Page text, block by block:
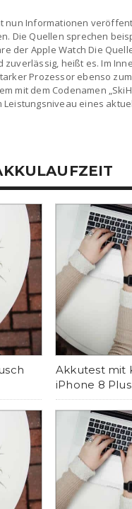
nun Informationen
Die Quellen sprechen
der Apple Watch Die
zuverlässig, heißt es. Im
Prozessor ebenso
mit dem Codenamen
eines
Akkutest mit
iPhone 8 Plus